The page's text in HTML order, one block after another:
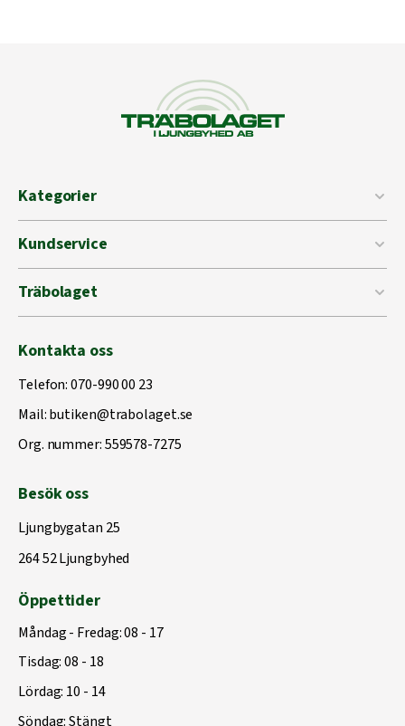
Kategorier
Kundservice
Träbolaget
Kontakta oss
Telefon:070-990 00 23
Mail:butiken@trabolaget.se
Org. nummer: 559578-7275
Besök oss
Ljungbygatan 25
264 52 Ljungbyhed
Öppettider
Måndag - Fredag: 08 - 17
Tisdag: 08 - 18
Lördag: 10 - 14
Söndag: Stängt